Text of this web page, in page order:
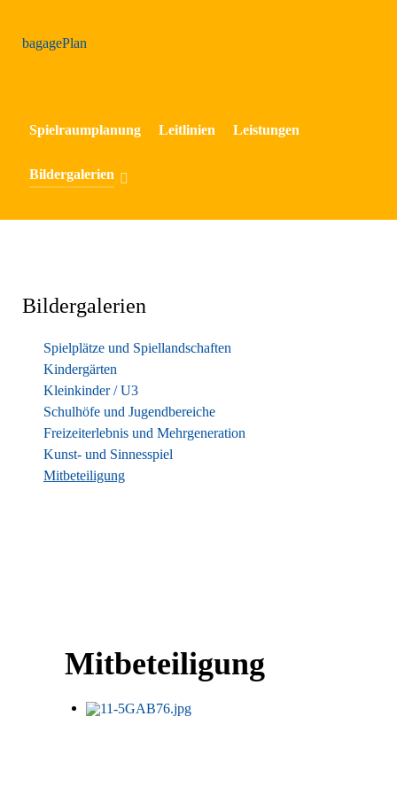
bagagePlan
Spielraumplanung Leitlinien Leistungen
Bildergalerien
Bildergalerien
Spielplätze und Spiellandschaften
Kindergärten
Kleinkinder / U3
Schulhöfe und Jugendbereiche
Freizeiterlebnis und Mehrgeneration
Kunst- und Sinnesspiel
Mitbeteiligung
Mitbeteiligung